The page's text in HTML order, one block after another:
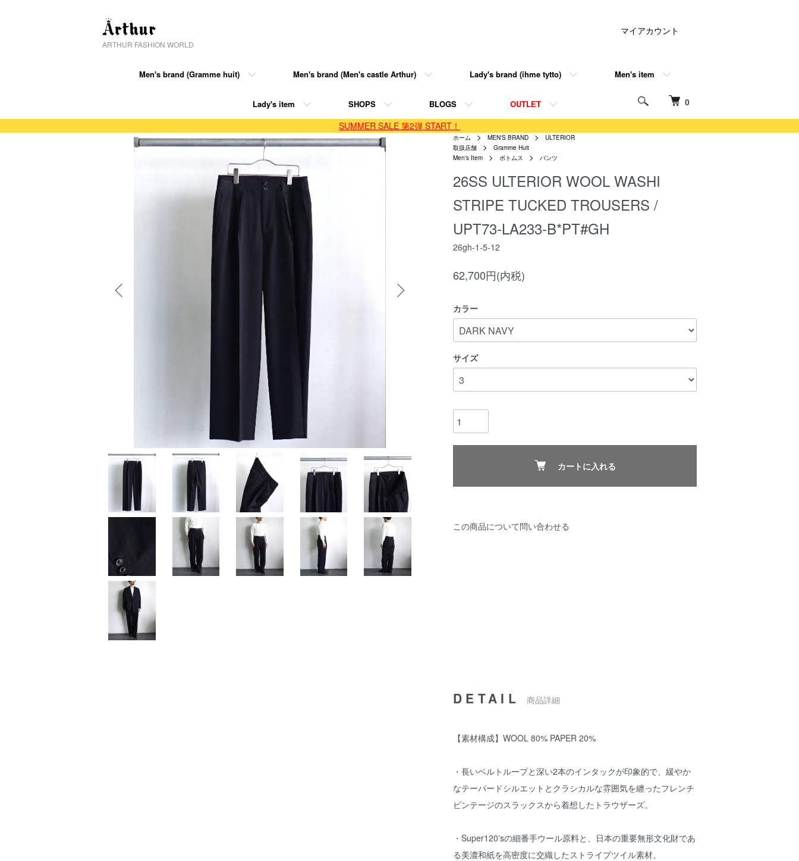
ARTHUR FASHION WORLD
0
Men's brand (Gramme huit) Men's brand (Men's castle Arthur) Lady's brand (ihme tytto) Men's item
Lady's item SHOPS BLOGS OUTLET
マイアカウント
SUMMER SALE 第2弾 START！
ホーム MEN'S BRAND
ULTERIOR
取扱店舗
Gramme Huit
Men's Item
ボトムス パンツ
26SS ULTERIOR WOOL WASHI
STRIPE TUCKED TROUSERS /
UPT73-LA233-B*PT#GH
26gh-1-5-12
62,700円(内税)
カラー
サイズ
カートに入れる
この商品について問い合わせる
DETAIL商品詳細
【素材構成】WOOL 80% PAPER 20%
・⻑いベルトループと深い2本のインタックが印象的で、緩やか
なテーパードシルエットとクラシカルな雰囲気を纏ったフレンチ
ビンテージのスラックスから着想したトラウザーズ。
・Super120ʼsの細番⼿ウール原料と、⽇本の重要無形⽂化財であ
る美濃和紙を⾼密度に交織したストライプツイル素材。